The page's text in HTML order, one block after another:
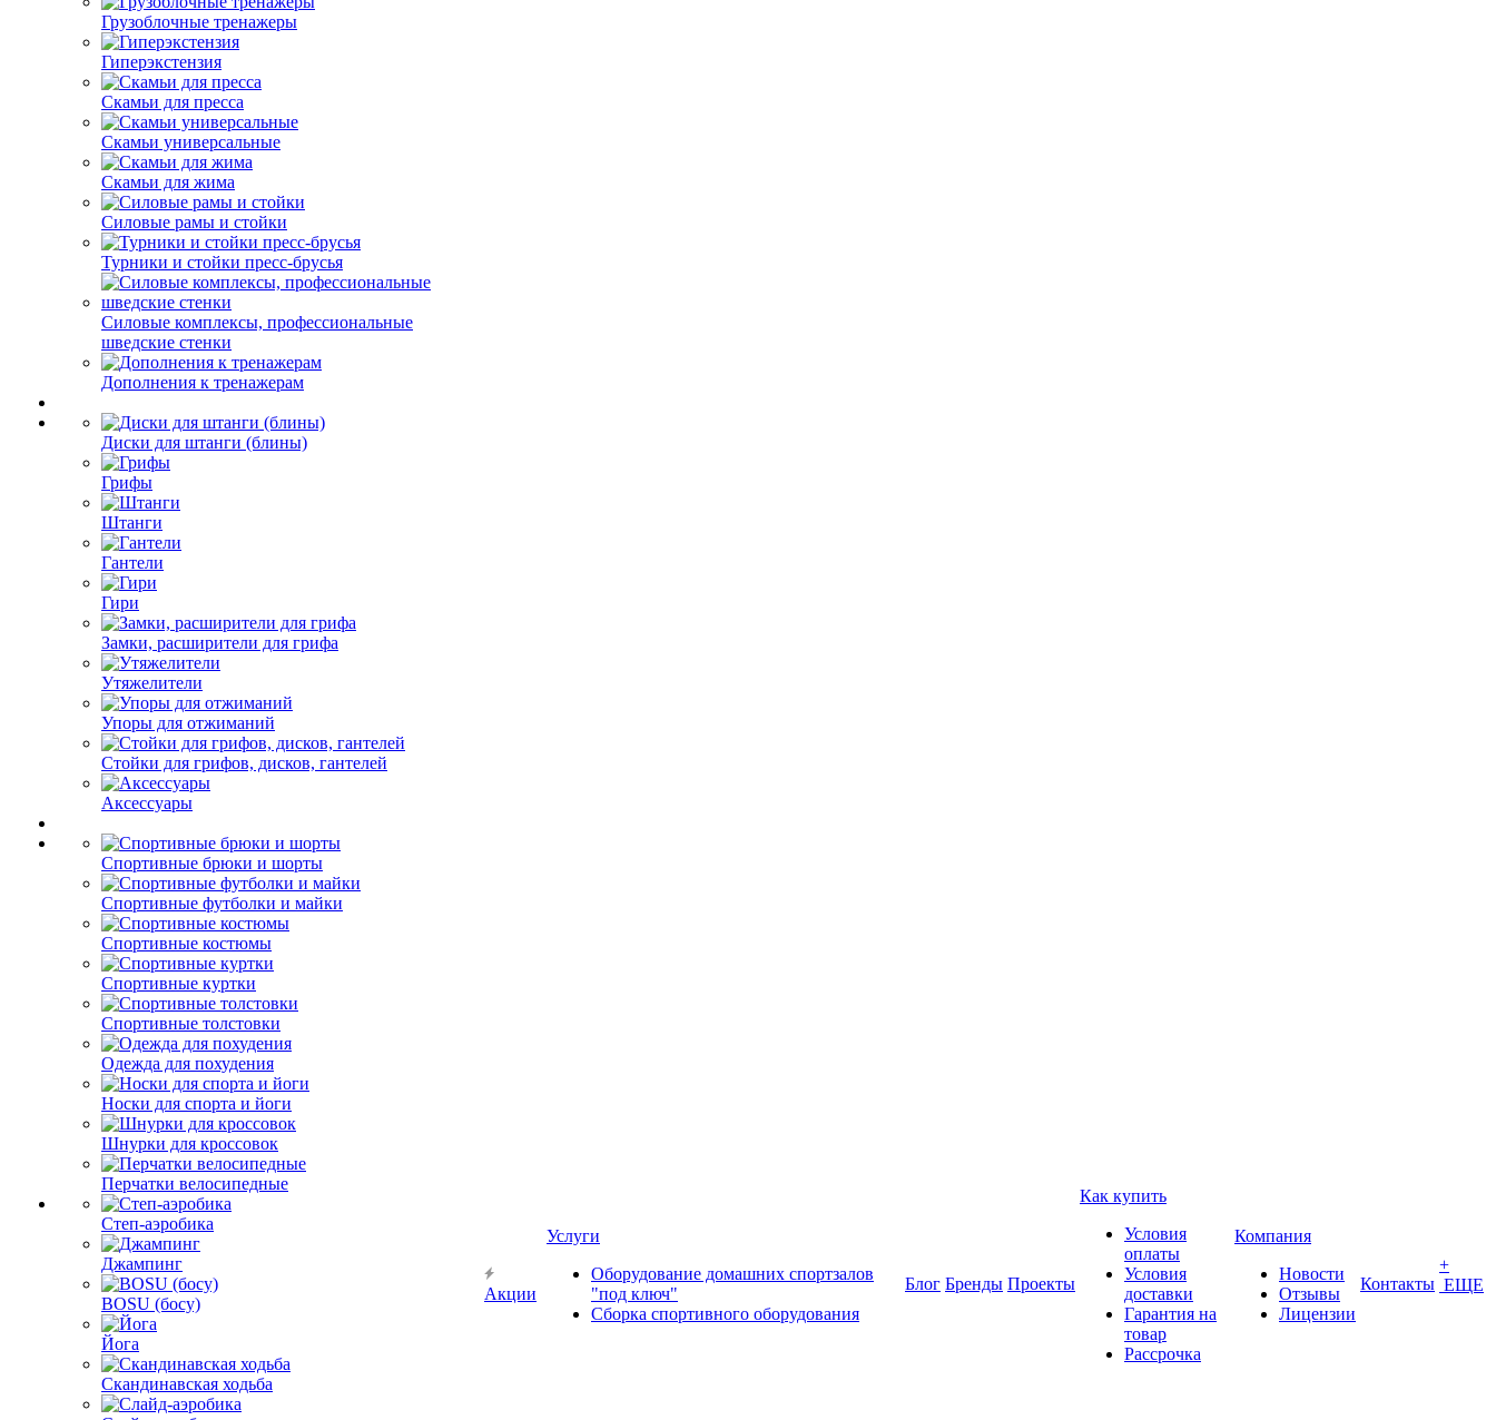
Грузоблочные тренажеры
Гиперэкстензия
Скамьи для пресса
Скамьи универсальные
Скамьи для жима
Силовые рамы и стойки
Турники и стойки пресс-брусья
Силовые комплексы, профессиональные
шведские стенки
Дополнения к тренажерам
Диски для штанги (блины)
Грифы
Штанги
Гантели
Гири
Замки, расширители для грифа
Утяжелители
Упоры для отжиманий
Стойки для грифов, дисков, гантелей
Аксессуары
Спортивные брюки и шорты
Спортивные футболки и майки
Спортивные костюмы
Спортивные куртки
Спортивные толстовки
Одежда для похудения
Носки для спорта и йоги
Шнурки для кроссовок
Перчатки велосипедные
Степ-аэробика
Джампинг
BOSU (босу)
Йога
Скандинавская ходьба
Акции
Услуги
Оборудование домашних спортзалов
"под ключ"
Сборка спортивного оборудования
Блог Бренды Проекты
Как купить
Условия
оплаты
Условия
доставки
Гарантия на
товар
Рассрочка
Компания
Новости
Отзывы
Лицензии
Контакты
+
ЕЩЕ